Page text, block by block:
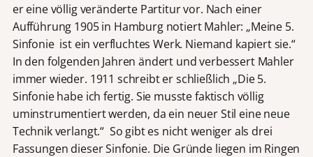
er eine völlig veränderte Partitur vor. Nach einer
Aufführung 1905 in Hamburg notiert Mahler: „Meine 5.
Sinfonie ist ein verfluchtes Werk. Niemand kapiert sie.“
In den folgenden Jahren ändert und verbessert Mahler
immer wieder. 1911 schreibt er schließlich „Die 5.
Sinfonie habe ich fertig. Sie musste faktisch völlig
uminstrumentiert werden, da ein neuer Stil eine neue
Technik verlangt.“ So gibt es nicht weniger als drei
Fassungen dieser Sinfonie. Die Gründe liegen im Ringen